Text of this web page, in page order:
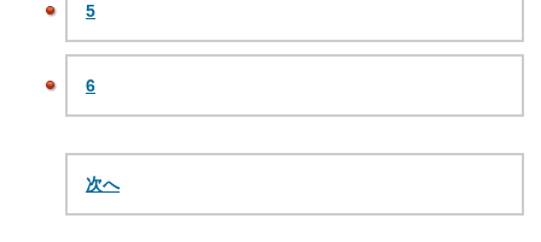
5
6
次へ